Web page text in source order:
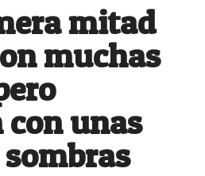
mitad
muchas
unas